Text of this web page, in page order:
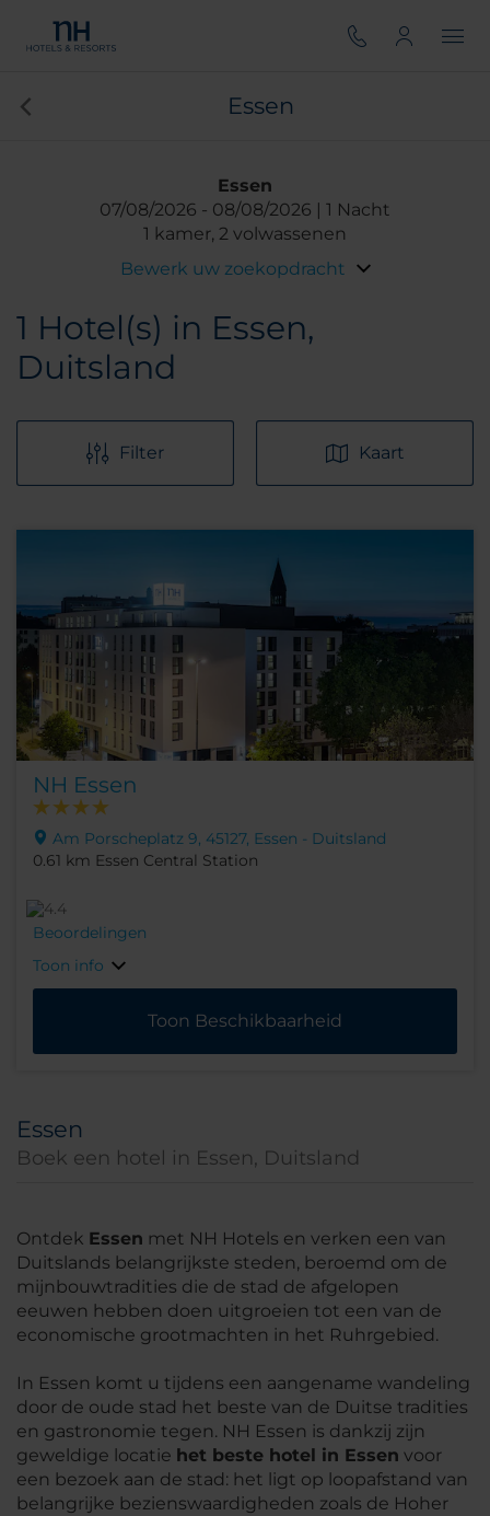
Essen
Essen
07/08/2026
08/08/2026
1 Nacht
1 kamer, 2 volwassenen
Bewerk uw zoekopdracht
1 Hotel(s) in Essen,
Duitsland
Filter Kaart
NH Essen
Am Porscheplatz 9, 45127, Essen - Duitsland
0.61 km Essen Central Station
Beoordelingen
Toon info
Toon Beschikbaarheid
Essen
Boek een hotel in Essen, Duitsland
Ontdek Essen met NH Hotels en verken een van
Duitslands belangrijkste steden, beroemd om de
mijnbouwtradities die de stad de afgelopen
eeuwen hebben doen uitgroeien tot een van de
economische grootmachten in het Ruhrgebied.
In Essen komt u tijdens een aangename wandeling
door de oude stad het beste van de Duitse tradities
en gastronomie tegen. NH Essen is dankzij zijn
geweldige locatie het beste hotel in Essen voor
een bezoek aan de stad: het ligt op loopafstand van
belangrijke bezienswaardigheden zoals de Hoher